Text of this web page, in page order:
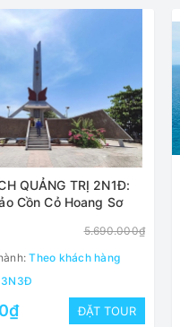
QUẢNG TRỊ 2N1Đ:
Cồn Cỏ Hoang Sơ
5.690.000₫
Theo khách hàng
3N3Đ
ĐẶT TOUR